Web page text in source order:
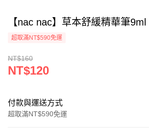
【nac nac】草本舒緩精華筆9ml
超取滿NT$590免運
NT$160
NT$120
付款與運送方式
超取滿NT$590免運